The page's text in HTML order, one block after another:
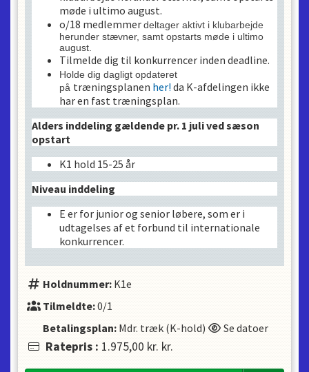
møde i ultimo august.
o/18 medlemmerdeltager aktivt i klubarbejde
herunder stævner, samt opstarts møde i ultimo
august
Tilmelde dig til konkurrencer inden deadline.
Holde dig dagligt opdateret
på træningsplanen her! da K-afdelingen ikke
har en fast træningsplan.
Alders inddeling gældende pr. 1 juli ved sæson
opstart
K1 hold 15-25 år
Niveau inddeling
E er for junior og senior løbere, som er i
udtagelses af et forbund til internationale
konkurrencer.
Holdnummer: K1e
Tilmeldte:0/1
Betalingsplan: Mdr. træk (K-hold) Se datoer
Ratepris : 1.975,00 kr. kr.